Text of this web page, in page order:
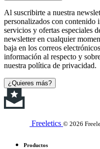
Al suscribirte a nuestra
personalizados con contenido
servicios y ofertas especiales
newsletter en cualquier
baja en los correos
información al respecto y
nuestra política de privacidad.
¿Quieres más?
Freeletics © 2026
Productos